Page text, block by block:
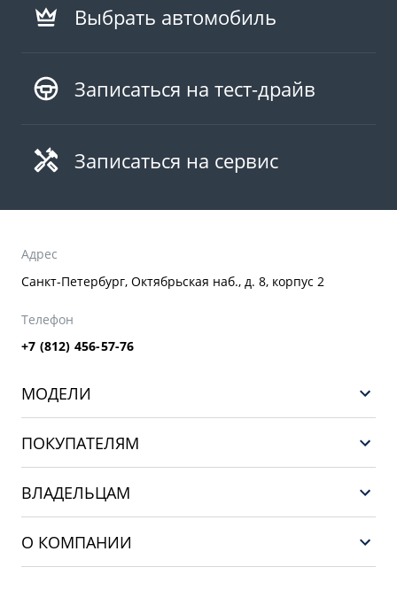
Выбрать автомобиль
Записаться на тест-драйв
Записаться на сервис
Адрес
Санкт-Петербург, Октябрьская наб., д. 8, корпус 2
Телефон
+7 (812) 456-57-76
МОДЕЛИ
EX5
PREFACE
CITYRAY
ПОКУПАТЕЛЯМ
ВЛАДЕЛЬЦАМ
О КОМПАНИИ